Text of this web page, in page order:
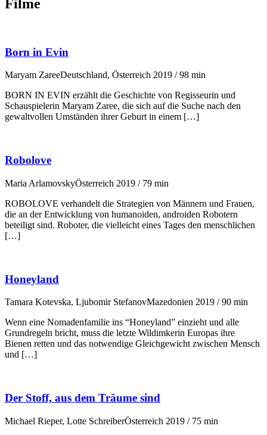
Filme
Born in Evin
Maryam ZareeDeutschland, Österreich 2019 / 98 min
BORN IN EVIN erzählt die Geschichte von Regisseurin und
Schauspielerin Maryam Zaree, die sich auf die Suche nach den
gewaltvollen Umständen ihrer Geburt in einem […]
Robolove
Maria ArlamovskyÖsterreich 2019 / 79 min
ROBOLOVE verhandelt die Strategien von Männern und Frauen,
die an der Entwicklung von humanoiden, androiden Robotern
beteiligt sind. Roboter, die vielleicht eines Tages den menschlichen
[…]
Honeyland
Tamara Kotevska, Ljubomir StefanovMazedonien 2019 / 90 min
Wenn eine Nomadenfamilie ins “Honeyland” einzieht und alle
Grundregeln bricht, muss die letzte Wildimkerin Europas ihre
Bienen retten und das notwendige Gleichgewicht zwischen Mensch
und […]
Der Stoff, aus dem Träume sind
Michael Rieper, Lotte SchreiberÖsterreich 2019 / 75 min